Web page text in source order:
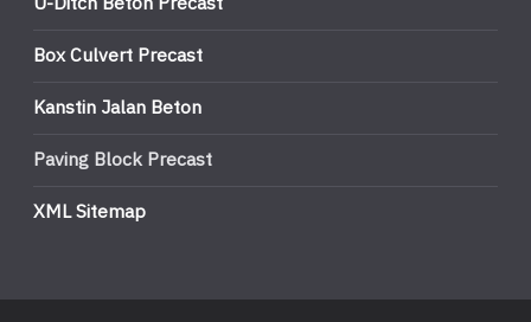
Box Culvert Precast
Kanstin Jalan Beton
Paving Block Precast
XML Sitemap